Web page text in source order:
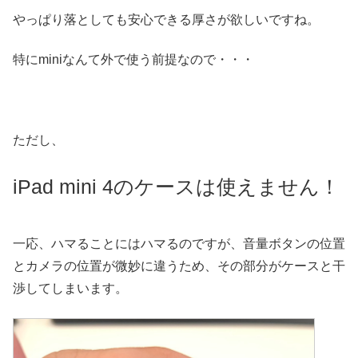
やっぱり落としても安心できる厚さが欲しいですね。
特にminiなんて外で使う前提なので・・・
ただし、
iPad mini 4のケースは使えません！
一応、ハマることにはハマるのですが、音量ボタンの位置
とカメラの位置が微妙に違うため、その部分がケースと干
渉してしまいます。